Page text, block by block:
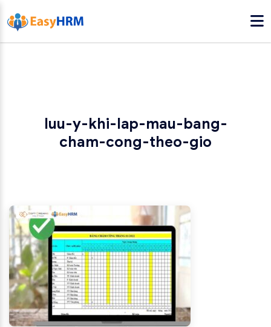
luu-y-khi-lap-mau-bang-
cham-cong-theo-gio